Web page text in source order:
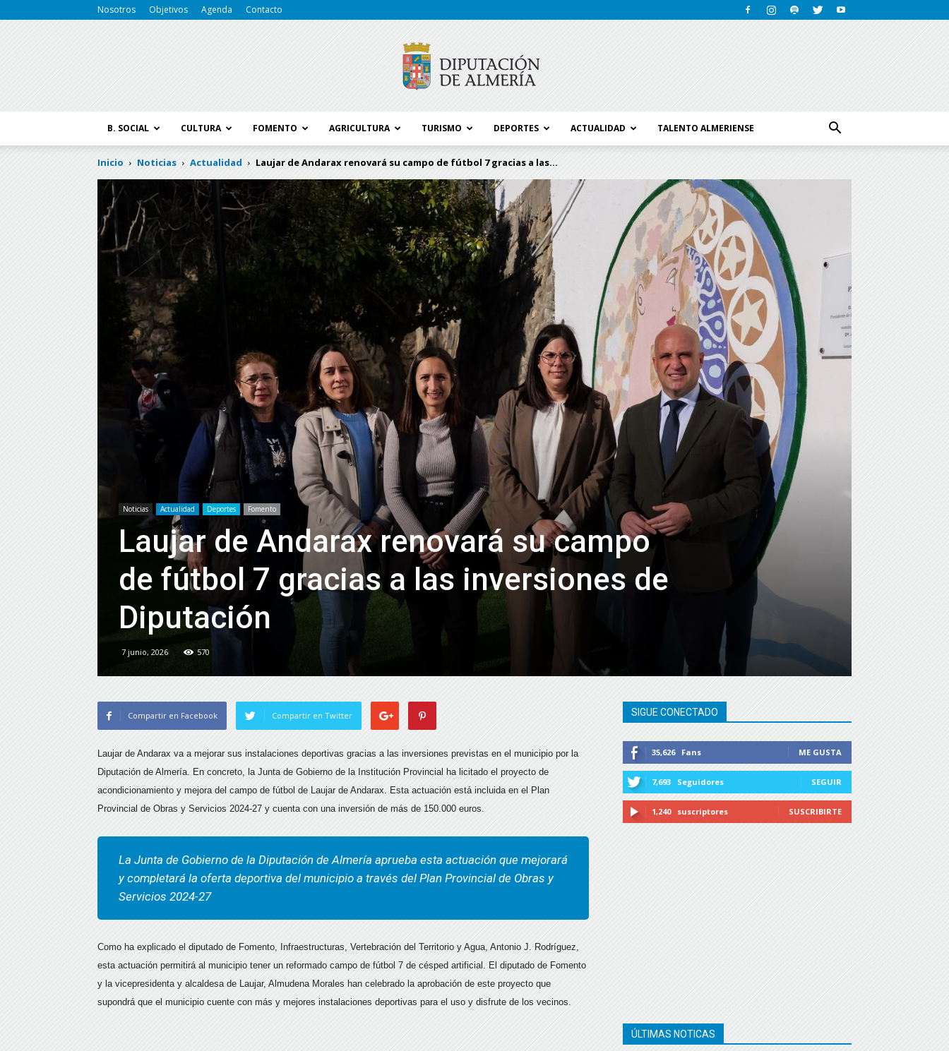
Nosotros Objetivos Agenda Contacto
Diputación
Almería
B. SOCIAL CULTURA FOMENTO AGRICULTURA TURISMO DEPORTES ACTUALIDAD TALENTO ALMERIENSE
Inicio Noticias Actualidad Laujar de Andarax renovará su campo de fútbol 7 gracias a las...
Noticias Actualidad Deportes Fomento
Laujar de Andarax renovará su campo
de fútbol 7 gracias a las inversiones de
Diputación
7 junio, 2026 570
Compartir en Facebook Compartir en Twitter
Laujar de Andarax va a mejorar sus instalaciones deportivas gracias a las inversiones previstas en el municipio por la
Diputación de Almería. En concreto, la Junta de Gobierno de la Institución Provincial ha licitado el proyecto de
acondicionamiento y mejora del campo de fútbol de Laujar de Andarax. Esta actuación está incluida en el Plan
Provincial de Obras y Servicios 2024-27 y cuenta con una inversión de más de 150.000 euros.
La Junta de Gobierno de la Diputación de Almería aprueba esta actuación que mejorará
y completará la oferta deportiva del municipio a través del Plan Provincial de Obras y
Servicios 2024-27
Como ha explicado el diputado de Fomento, Infraestructuras, Vertebración del Territorio y Agua, Antonio J. Rodríguez,
esta actuación permitirá al municipio tener un reformado campo de fútbol 7 de césped artificial. El diputado de Fomento
y la vicepresidenta y alcaldesa de Laujar, Almudena Morales han celebrado la aprobación de este proyecto que
supondrá que el municipio cuente con más y mejores instalaciones deportivas para el uso y disfrute de los vecinos.
SIGUE CONECTADO
35,626 Fans ME GUSTA
7,693 Seguidores SEGUIR
1,240 suscriptores SUSCRIBIRTE
ÚLTIMAS NOTICAS